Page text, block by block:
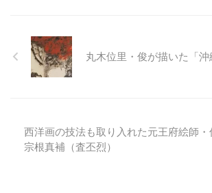
丸木位里・俊が描いた「沖
西洋画の技法も取り入れた元王府絵師・
宗根真補（査丕烈）